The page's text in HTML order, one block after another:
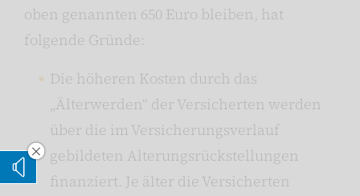
oben genannten 650 Euro bleiben, hat
folgende Gründe:
Die höheren Kosten durch das
„Älterwerden“ der Versicherten werden
über die im Versicherungsverlauf
gebildeten Alterungsrückstellungen
finanziert. Je älter die Versicherten
Vorleseoption verstecken
Vorlesen